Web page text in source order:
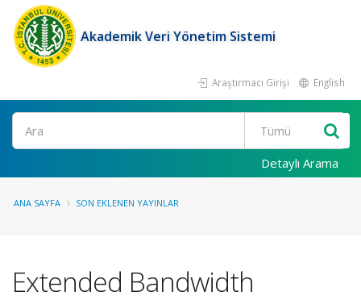
Akademik Veri Yönetim Sistemi
Araştırmacı Girişi English
Ara
Detaylı Arama
ANA SAYFA SON EKLENEN YAYINLAR
Extended Bandwidth